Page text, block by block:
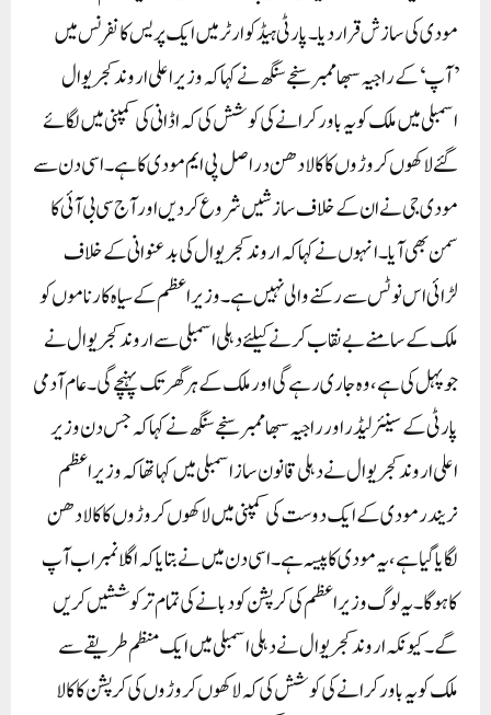
مودی کی سازش قرار دیا۔ پارٹی ہیڈکوارٹر میں ایک پریس کانفرنس میں
’آپ‘ کے راجیہ سبھا ممبر سنجے سنگھ نے کہا کہ وزیر اعلی اروند کجریوال
اسمبلی میں ملک کو یہ باور کرانے کی کوشش کی کہ اڈانی کی کمپنی میں لگائے
گئے لاکھوں کروڑوں کا کالا دھن دراصل پی ایم مودی کا ہے۔ اسی دن سے
مودی جی نے ان کے خلاف سازشیں شروع کر دیں اور آج سی بی آئی کا
سمن بھی آیا۔ انہوں نے کہا کہ اروند کجریوال کی بدعنوانی کے خلاف
لڑائی اس نوٹس سے رکنے والی نہیں ہے۔وزیر اعظم کے سیاہ کارناموں کو
ملک کے سامنے بے نقاب کرنے کیلئے دہلی اسمبلی سے اروند کجریوال نے
جو پہل کی ہے، وہ جاری رہے گی اور ملک کے ہر گھر تک پہنچے گی۔ عام آدمی
پارٹی کے سینئر لیڈر اور راجیہ سبھا ممبر سنجے سنگھ نے کہا کہ جس دن وزیر
اعلی اروند کجریوال نے دہلی قانون ساز اسمبلی میں کہا تھا کہ وزیر اعظم
نریندر مودی کے ایک دوست کی کمپنی میں لاکھوں کروڑوں کا کالا دھن
لگایا گیا ہے، یہ مودی کا پیسہ ہے۔ اسی دن میں نے بتایاکہ اگلا نمبر اب آپ
کا ہوگا۔ یہ لوگ وزیراعظم کی کرپشن کو دبانے کی تمام تر کوششیں کریں
گے۔ کیونکہ اروند کجریوال نے دہلی اسمبلی میں ایک منظم طریقے سے
ملک کو یہ باور کرانے کی کوشش کی کہ لاکھوں کروڑوں کی کرپشن کا کالا